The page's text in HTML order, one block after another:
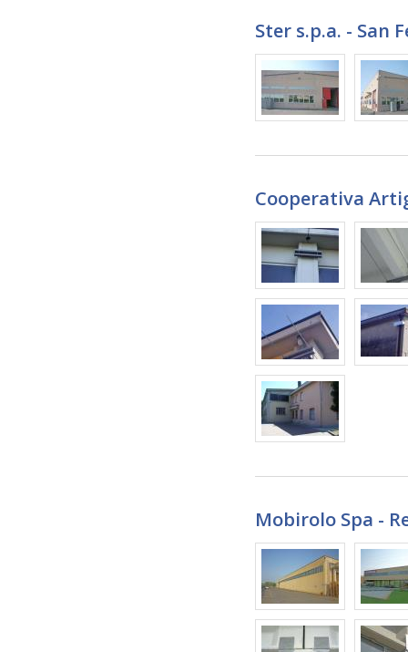
Ster s.p.a. - San
Cooperativa
Mobirolo Spa -